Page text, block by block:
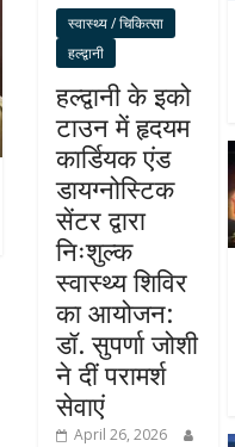
स्वास्थ्य / चिकित्सा
हल्द्वानी
हल्द्वानी के इको
टाउन में हृदयम
कार्डियक एंड
डायग्नोस्टिक
सेंटर द्वारा
निःशुल्क
स्वास्थ्य शिविर
का आयोजन:
डॉ. सुपर्णा जोशी
ने दीं परामर्श
सेवाएं
April 26, 2026